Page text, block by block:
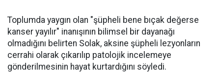
Toplumda yaygın olan "şüpheli bene bıçak değerse
kanser yayılır" inanışının bilimsel bir dayanağı
olmadığını belirten Solak, aksine şüpheli lezyonların
cerrahi olarak çıkarılıp patolojik incelemeye
gönderilmesinin hayat kurtardığını söyledi.